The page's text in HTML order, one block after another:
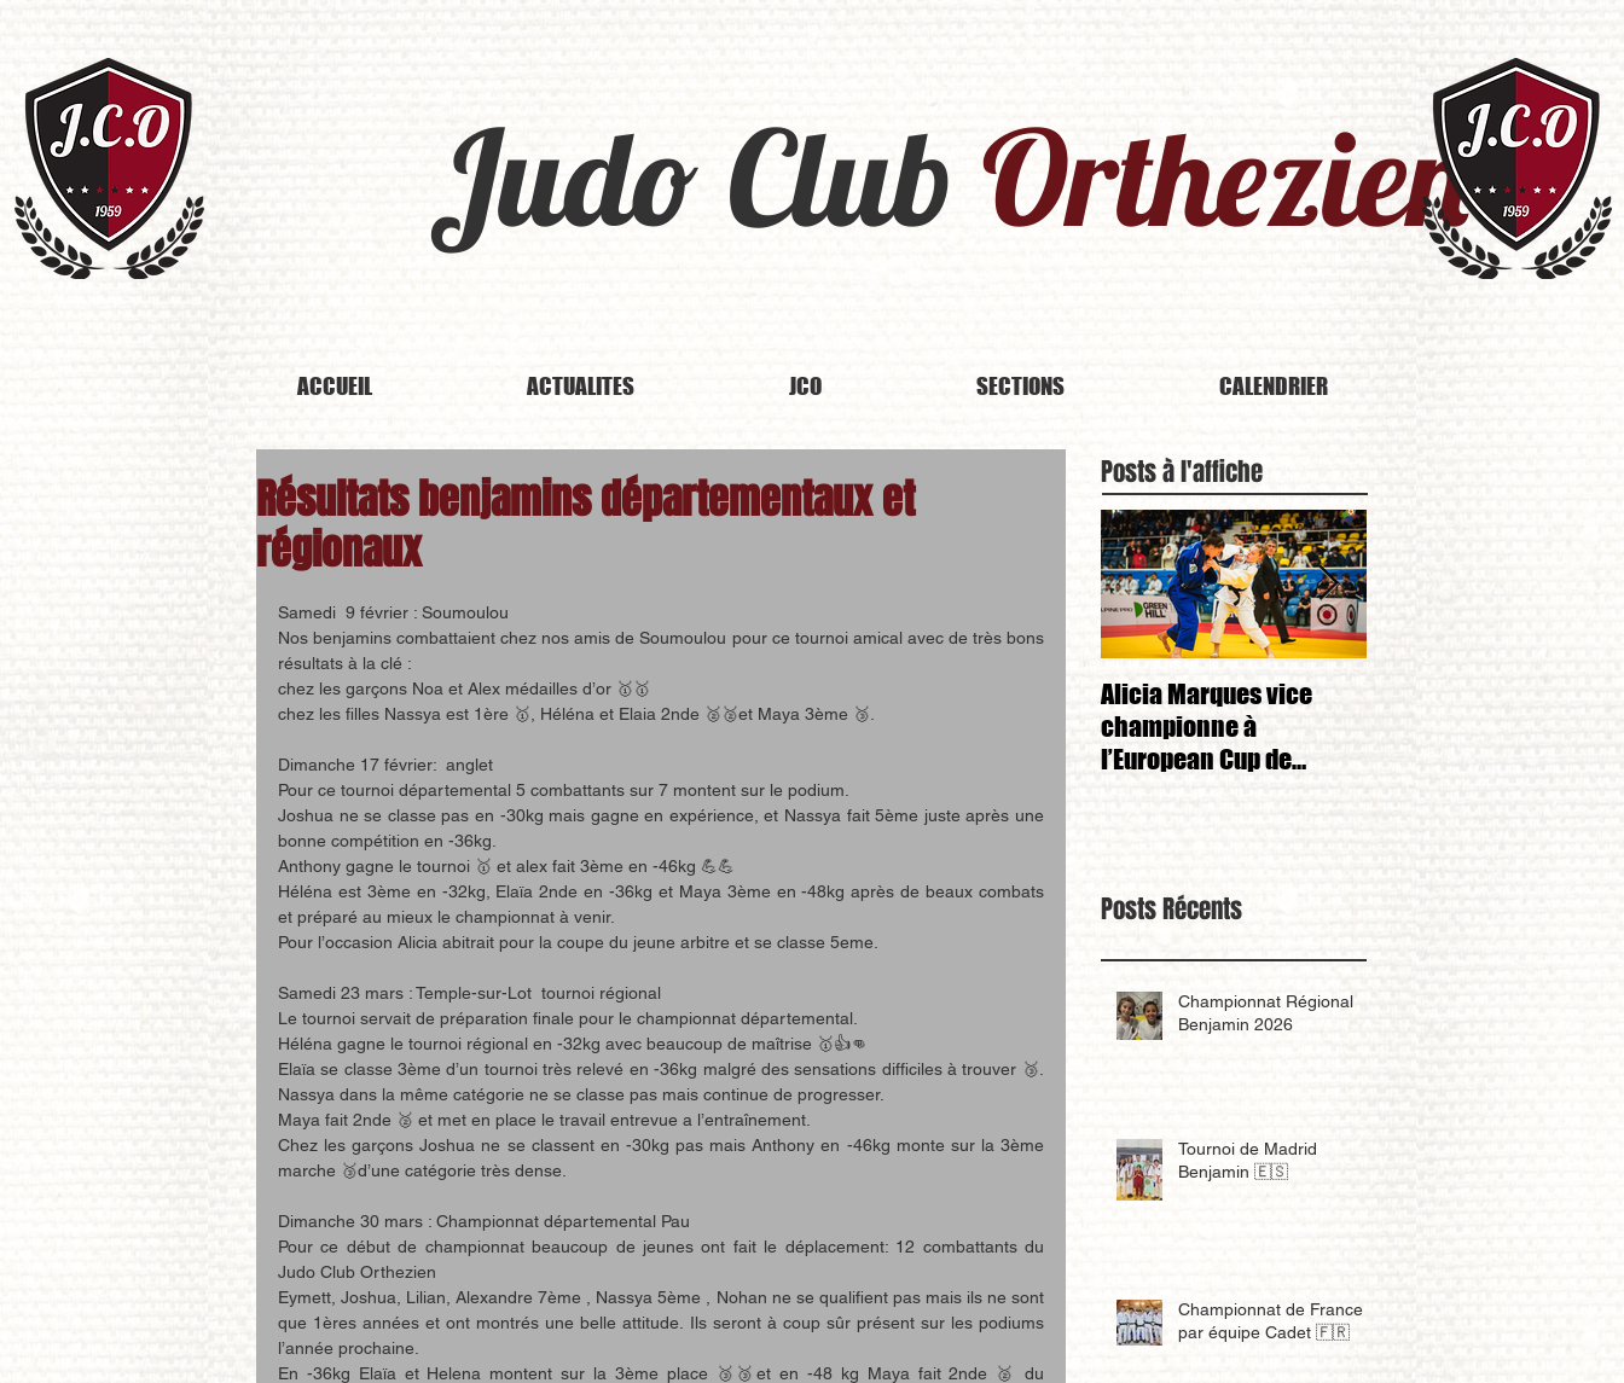
Judo Club Orthezien​
ACCUEIL ACTUALITES JCO SECTIONS CALENDRIER
Résultats benjamins départementaux et
régionaux
Samedi  9 février : Soumoulou
Nos benjamins combattaient chez nos amis de Soumoulou pour ce tournoi amical avec de très bons
résultats à la clé :
chez les garçons Noa et Alex médailles d’or 🥇🥇
chez les filles Nassya est 1ère 🥇, Héléna et Elaia 2nde 🥈🥈et Maya 3ème 🥉.
Dimanche 17 février:  anglet
Pour ce tournoi départemental 5 combattants sur 7 montent sur le podium.
Joshua ne se classe pas en -30kg mais gagne en expérience, et Nassya fait 5ème juste après une
bonne compétition en -36kg.
Anthony gagne le tournoi 🥇 et alex fait 3ème en -46kg 💪💪
Héléna est 3ème en -32kg, Elaïa 2nde en -36kg et Maya 3ème en -48kg après de beaux combats
et préparé au mieux le championnat à venir.
Pour l’occasion Alicia abitrait pour la coupe du jeune arbitre et se classe 5eme.
Samedi 23 mars : Temple-sur-Lot  tournoi régional
Le tournoi servait de préparation finale pour le championnat départemental.
Héléna gagne le tournoi régional en -32kg avec beaucoup de maîtrise 🥇👍👊
Elaïa se classe 3ème d’un tournoi très relevé en -36kg malgré des sensations difficiles à trouver 🥉.
Nassya dans la même catégorie ne se classe pas mais continue de progresser.
Maya fait 2nde 🥈 et met en place le travail entrevue a l’entraînement.
Chez les garçons Joshua ne se classent en -30kg pas mais Anthony en -46kg monte sur la 3ème
marche 🥉d’une catégorie très dense.
Dimanche 30 mars : Championnat départemental Pau
Pour ce début de championnat beaucoup de jeunes ont fait le déplacement: 12 combattants du
Judo Club Orthezien
Eymett, Joshua, Lilian, Alexandre 7ème , Nassya 5ème , Nohan ne se qualifient pas mais ils ne sont
que 1ères années et ont montrés une belle attitude. Ils seront à coup sûr présent sur les podiums
l’année prochaine.
En -36kg Elaïa et Helena montent sur la 3ème place 🥉🥉et en -48 kg Maya fait 2nde 🥈 du
Posts à l'affiche
Alicia Marques vice
championne à
l’European Cup de
Posts Récents
Championnat Régional
Benjamin 2026
Tournoi de Madrid
Benjamin 🇪🇸
Championnat de France
par équipe Cadet 🇫🇷